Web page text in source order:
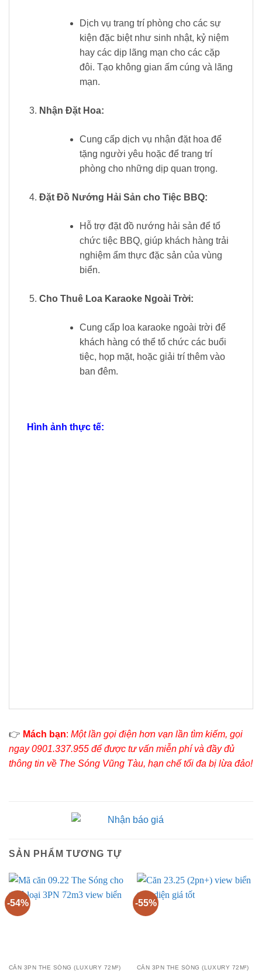
Dịch vụ trang trí phòng cho các sự
kiện đặc biệt như sinh nhật, kỷ niệm
hay các dịp lãng mạn cho các cặp
đôi. Tạo không gian ấm cúng và lãng
mạn.
Nhận Đặt Hoa:
Cung cấp dịch vụ nhận đặt hoa để
tặng người yêu hoặc để trang trí
phòng cho những dịp quan trọng.
Đặt Đồ Nướng Hải Sản cho Tiệc BBQ:
Hỗ trợ đặt đồ nướng hải sản để tổ
chức tiệc BBQ, giúp khách hàng trải
nghiệm ẩm thực đặc sản của vùng
biển.
Cho Thuê Loa Karaoke Ngoài Trời:
Cung cấp loa karaoke ngoài trời để
khách hàng có thể tổ chức các buổi
tiệc, họp mặt, hoặc giải trí thêm vào
ban đêm.
Hình ảnh thực tế:
👉 Mách bạn: Một lần gọi điện hơn vạn lần tìm kiếm, gọi
ngay 0901.337.955 để được tư vấn miễn phí và đầy đủ
thông tin về The Sóng Vũng Tàu, hạn chế tối đa bị lừa đảo!
SẢN PHẨM TƯƠNG TỰ
-54%
CĂN 3PN THE SÓNG (LUXURY 72M²)
-55%
CĂN 3PN THE SÓNG (LUXURY 72M²)